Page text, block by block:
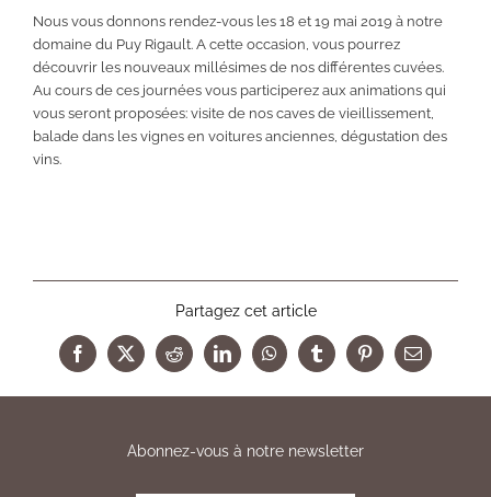
Nous vous donnons rendez-vous les 18 et 19 mai 2019 à notre
domaine du Puy Rigault. A cette occasion, vous pourrez
découvrir les nouveaux millésimes de nos différentes cuvées.
Au cours de ces journées vous participerez aux animations qui
vous seront proposées: visite de nos caves de vieillissement,
balade dans les vignes en voitures anciennes, dégustation des
vins.
Partagez cet article
Facebook
X RedditLinkedInWhatsAppTumblrPinterestEmail
Abonnez-vous à notre newsletter